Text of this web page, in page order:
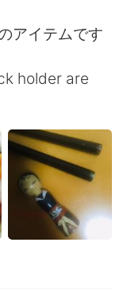
アイテムです
holder are